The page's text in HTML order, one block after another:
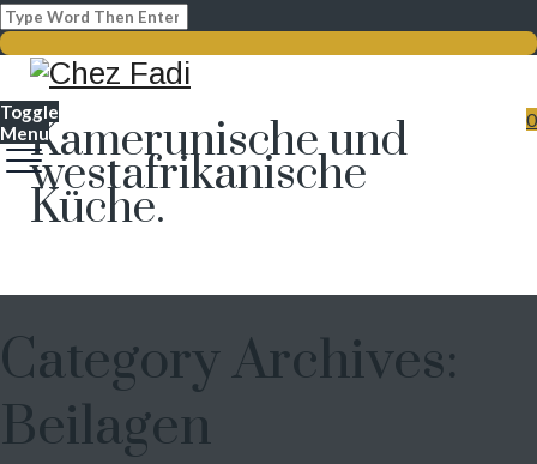
Kamerunische und
westafrikanische
Küche.
0
Toggle
Menu
Category Archives:
Beilagen